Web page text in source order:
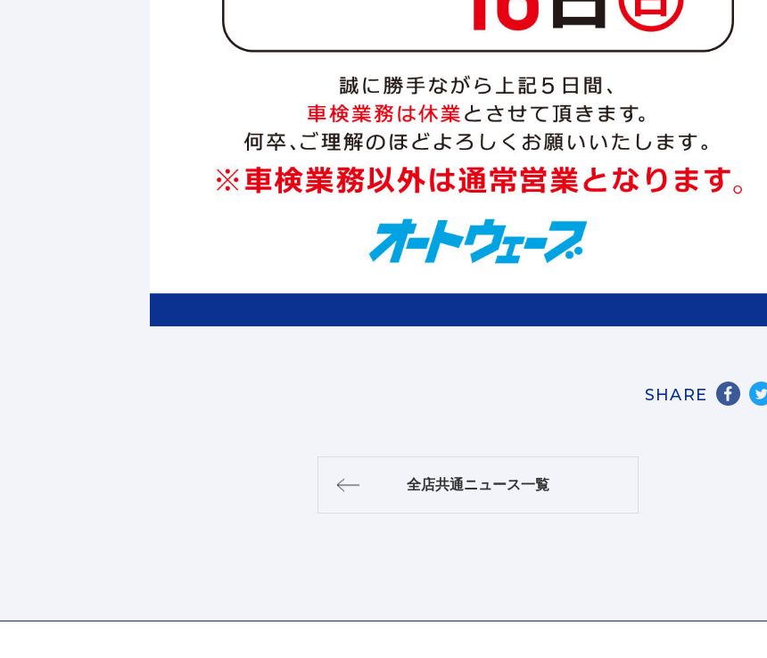
SHARE
全店共通ニュース一覧